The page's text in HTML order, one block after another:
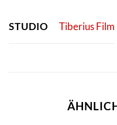
STUDIO Tiberius Film